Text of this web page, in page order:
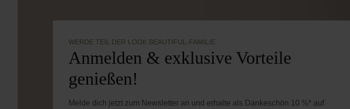
WERDE TEIL DER LOOK BEAUTIFUL-FAMILIE
Anmelden & exklusive Vorteile
genießen!
Melde dich jetzt zum Newsletter an und erhalte als Dankeschön 10 %* auf